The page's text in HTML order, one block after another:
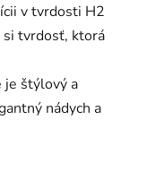
v tvrdosti H2
si tvrdosť, ktorá
je štýlový a
nádych a